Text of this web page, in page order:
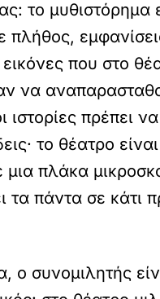
το μυθιστόρημα
πλήθος,
εικόνες που στο
να
ιστορίες πρέπει να
το θέατρο
μια πλάκα
τα πάντα σε κάτι
ο συνομιλητής